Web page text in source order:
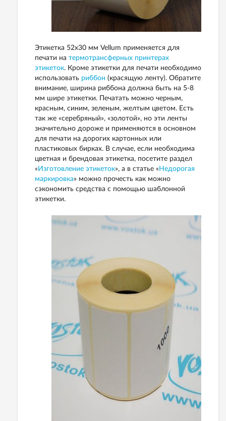
Этикетка 52х30 мм Vellum применяется для
печати на термотрансферных принтерах
этикеток. Кроме этикетки для печати необходимо
использовать риббон (красящую ленту). Обратите
внимание, ширина риббона должна быть на 5-8
мм шире этикетки. Печатать можно черным,
красным, синим, зеленым, желтым цветом. Есть
так же «серебряный», «золотой», но эти ленты
значительно дороже и применяются в основном
для печати на дорогих картонных или
пластиковых бирках. В случае, если необходима
цветная и брендовая этикетка, посетите раздел
« Изготовление этикеток», а в статье « Недорогая
маркировка» можно прочесть как можно
сэкономить средства с помощью шаблонной
этикетки.